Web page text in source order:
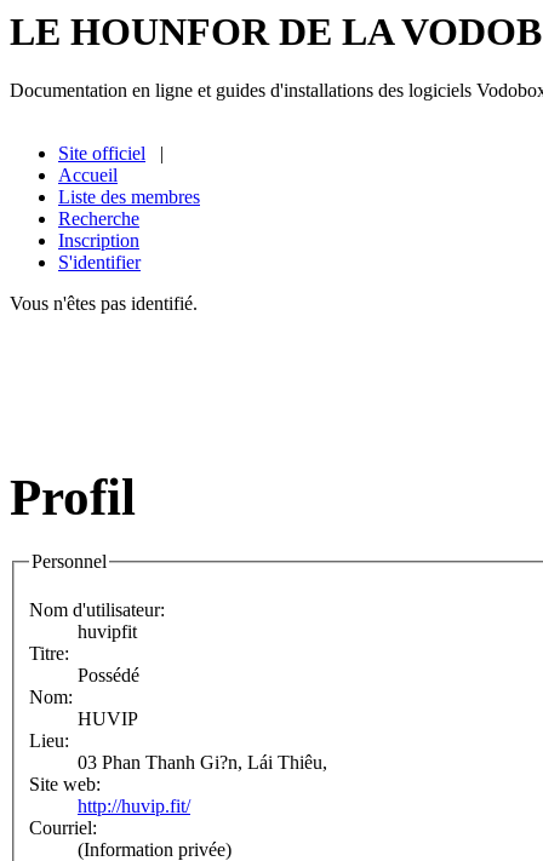
LE HOUNFOR DE LA
Documentation en ligne et guides d'installations des logiciels
Site officiel |
Accueil
Liste des membres
Recherche
Inscription
S'identifier
Vous n'êtes pas identifié.
Profil
Personnel
Nom d'utilisateur:
huvipfit
Titre:
Possédé
Nom:
HUVIP
Lieu:
03 Phan Thanh Gi?n, Lái Thiêu,
Site web:
http://huvip.fit/
Courriel:
(Information privée)